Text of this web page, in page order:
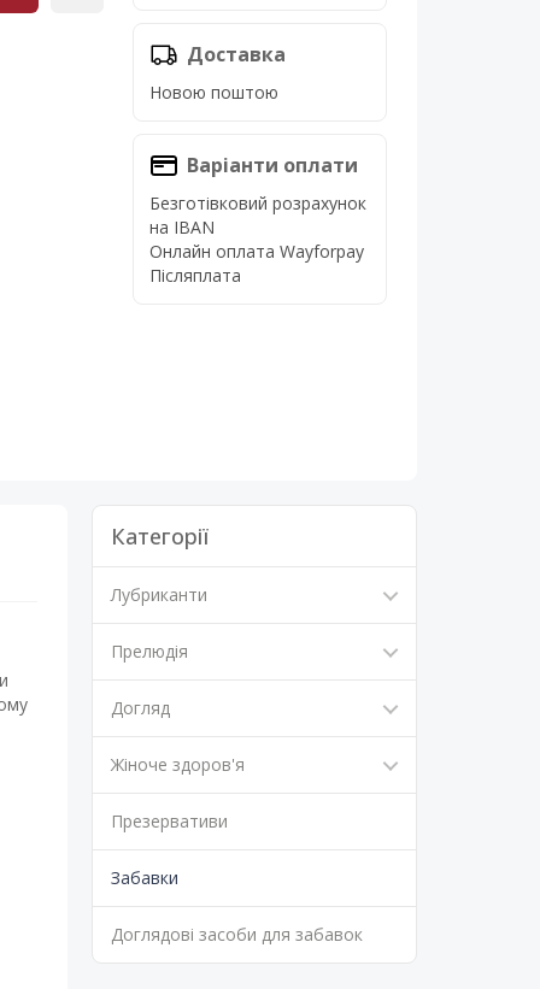
Доставка
Новою поштою
Варіанти оплати
Безготівковий розрахунок
на IBAN
Онлайн оплата Wayforpay
Післяплата
Категорії
Лубриканти
Прелюдія
Догляд
Жіноче здоров'я
Презервативи
Забавки
Доглядові засоби для забавок